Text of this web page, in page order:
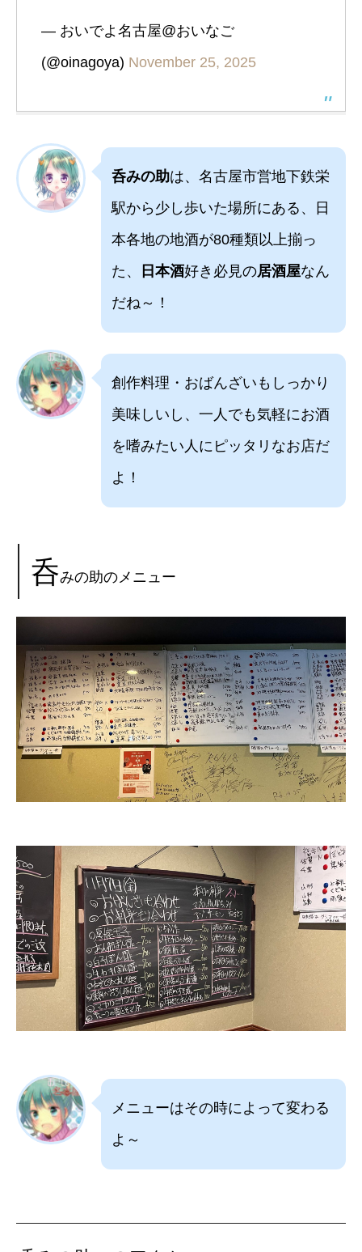
— おいでよ名古屋@おいなご
(@oinagoya) November 25, 2025
呑みの助は、名古屋市営地下鉄栄
駅から少し歩いた場所にある、日
本各地の地酒が80種類以上揃っ
た、
日本酒好き必見の居酒屋なん
だね～！
創作料理・おばんざいもしっかり
美味しいし、一人でも気軽にお酒
を嗜みたい人にピッタリなお店だ
よ！
呑みの助のメニュー
メニューはその時によって変わる
よ～